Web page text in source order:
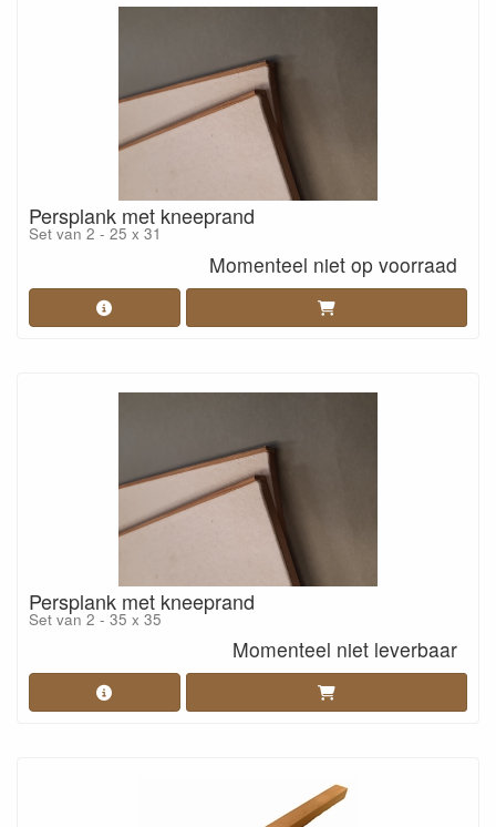
Persplank met kneeprand
Set van 2 - 25 x 31
Momenteel niet op voorraad
Persplank met kneeprand
Set van 2 - 35 x 35
Momenteel niet leverbaar